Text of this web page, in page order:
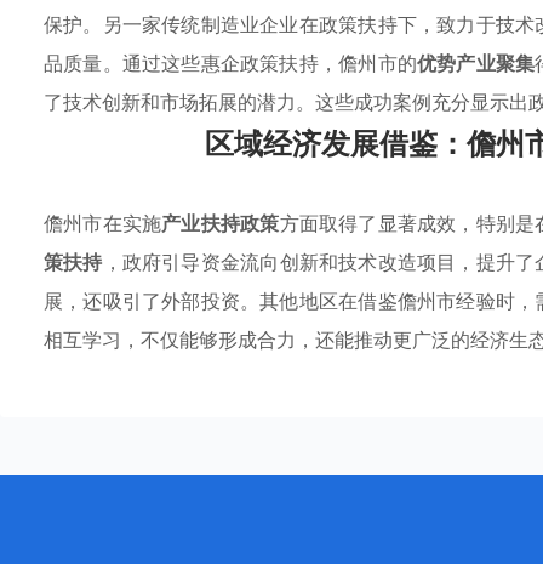
保护。另一家传统制造业企业在政策扶持下，致力于技
品质量。通过这些惠企政策扶持，儋州市的优势产业聚集
了技术创新和市场拓展的潜力。这些成功案例充分显示出
区域经济发展借鉴：儋州
儋州市在实施产业扶持政策方面取得了显著成效，特别是
策扶持 ，政府引导资金流向创新和技术改造项目，提升
展，还吸引了外部投资。其他地区在借鉴儋州市经验时
相互学习，不仅能够形成合力，还能推动更广泛的经济生